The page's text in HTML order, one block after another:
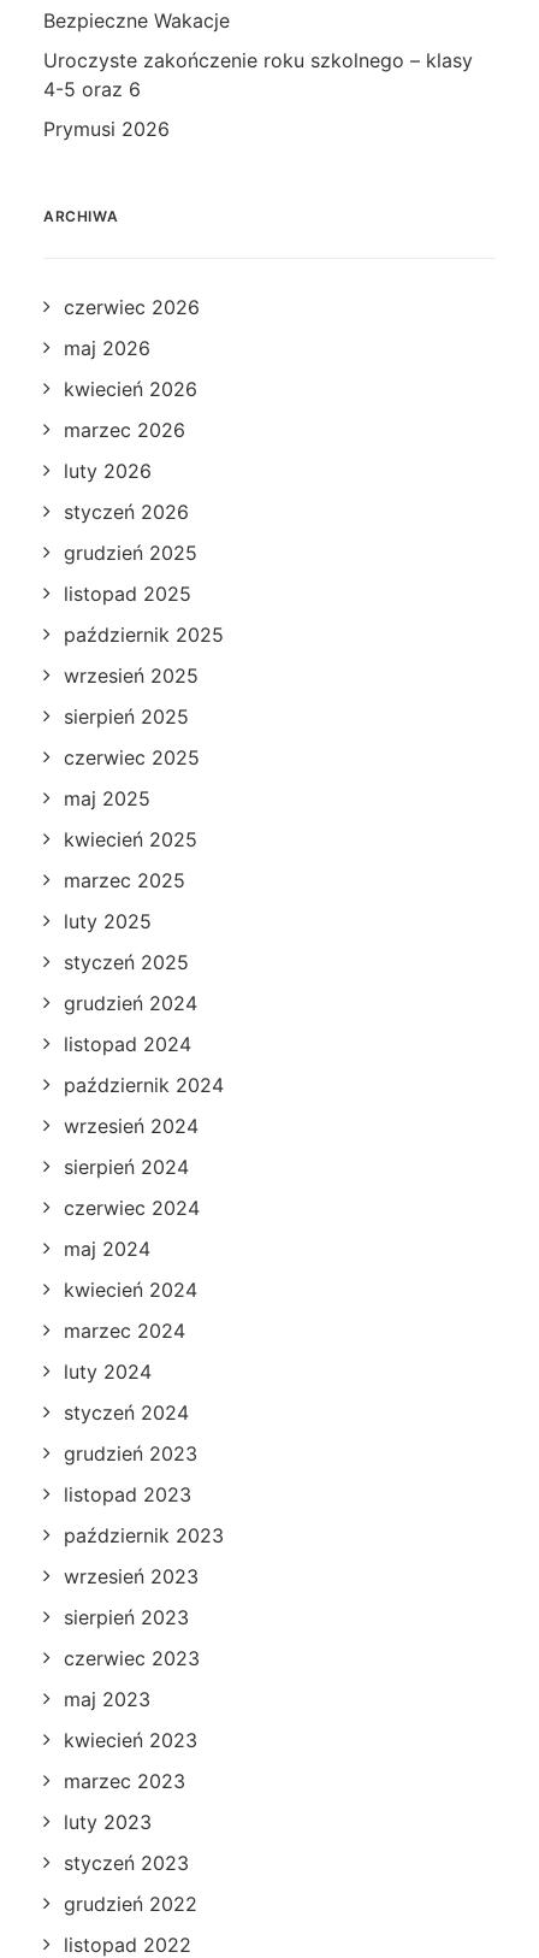
Bezpieczne Wakacje
Uroczyste zakończenie roku szkolnego – klasy
4-5 oraz 6
Prymusi 2026
ARCHIWA
czerwiec 2026
maj 2026
kwiecień 2026
marzec 2026
luty 2026
styczeń 2026
grudzień 2025
listopad 2025
październik 2025
wrzesień 2025
sierpień 2025
czerwiec 2025
maj 2025
kwiecień 2025
marzec 2025
luty 2025
styczeń 2025
grudzień 2024
listopad 2024
październik 2024
wrzesień 2024
sierpień 2024
czerwiec 2024
maj 2024
kwiecień 2024
marzec 2024
luty 2024
styczeń 2024
grudzień 2023
listopad 2023
październik 2023
wrzesień 2023
sierpień 2023
czerwiec 2023
maj 2023
kwiecień 2023
marzec 2023
luty 2023
styczeń 2023
grudzień 2022
listopad 2022